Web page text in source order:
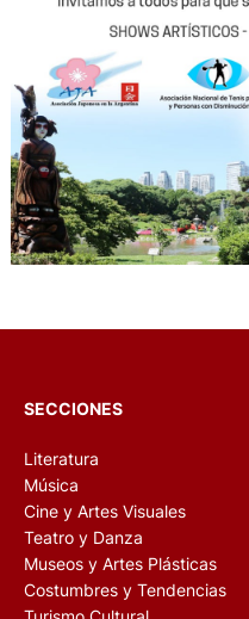
SECCIONES
Literatura
Música
Cine y Artes Visuales
Teatro y Danza
Museos y Artes Plásticas
Costumbres y Tendencias